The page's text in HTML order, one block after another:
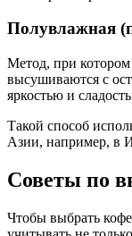
Полувлажная
Метод, при котором
высушиваются с
яркостью и
Такой способ
Азии, например, в
Советы по
Чтобы выбрать